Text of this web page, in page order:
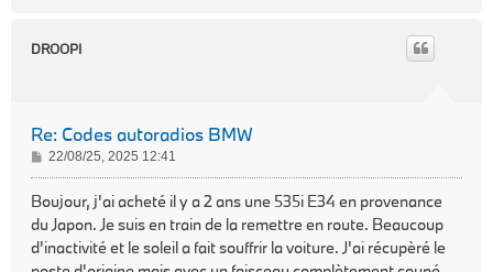
DROOPI
Re: Codes autoradios BMW
M
e
a
g
22/08/25, 2025 12:41
Boujour, j'ai acheté il y a 2 ans une 535i E34 en provenance
du Japon. Je suis en train de la remettre en route. Beaucoup
d'inactivité et le soleil a fait souffrir la voiture. J'ai récupèré le